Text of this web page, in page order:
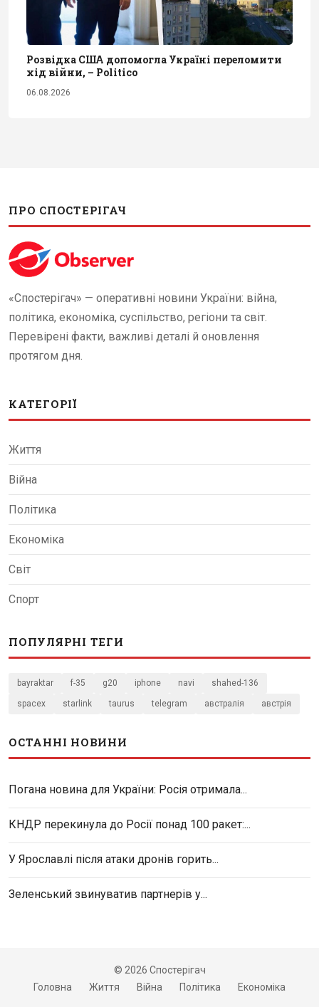
Розвідка США допомогла Україні переломити
хід війни, – Politico
06.08.2026
ПРО СПОСТЕРІГАЧ
«Спостерігач» — оперативні новини України: війна,
політика, економіка, суспільство, регіони та світ.
Перевірені факти, важливі деталі й оновлення
протягом дня.
КАТЕГОРІЇ
Життя
Війна
Політика
Економіка
Світ
Спорт
ПОПУЛЯРНІ ТЕГИ
bayraktar f-35 g20 iphone navi shahed-136
spacex starlink taurus telegram австралія австрія
ОСТАННІ НОВИНИ
Погана новина для України: Росія отримала...
КНДР перекинула до Росії понад 100 ракет:...
У Ярославлі після атаки дронів горить...
Зеленський звинуватив партнерів у...
© 2026 Спостерігач
Головна
Життя Війна Політика Економіка